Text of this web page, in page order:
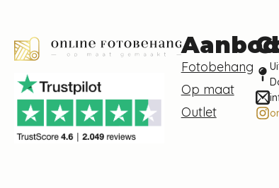
Aanbod
Fotobehang
Op maat
Outlet